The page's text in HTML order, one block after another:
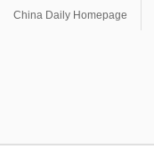
China Daily Homepage